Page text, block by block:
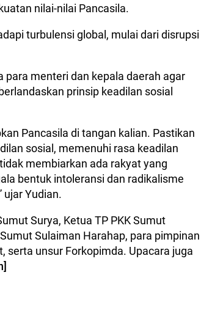
nilai-nilai Pancasila.
turbulensi global, mulai dari disrupsi
para menteri dan kepala daerah agar
prinsip keadilan sosial
Pancasila di tangan kalian. Pastikan
sosial, memenuhi rasa keadilan
membiarkan ada rakyat yang
bentuk intoleransi dan radikalisme
ujar Yudian.
Surya, Ketua TP PKK Sumut
Sulaiman Harahap, para pimpinan
serta unsur Forkopimda. Upacara juga